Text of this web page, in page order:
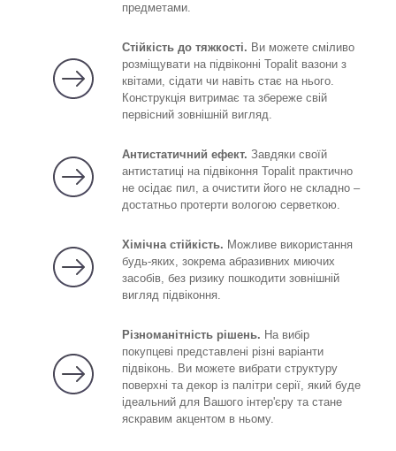
предметами.
Стійкість до тяжкості. Ви можете сміливо
розміщувати на підвіконні Topalit вазони з
квітами, сідати чи навіть стає на нього.
Конструкція витримає та збереже свій
первісний зовнішній вигляд.
Антистатичний ефект. Завдяки своїй
антистатиці на підвіконня Topalit практично
не осідає пил, а очистити його не складно –
достатньо протерти вологою серветкою.
Хімічна стійкість. Можливе використання
будь-яких, зокрема абразивних миючих
засобів, без ризику пошкодити зовнішній
вигляд підвіконня.
Різноманітність рішень. На вибір
покупцеві представлені різні варіанти
підвіконь. Ви можете вибрати структуру
поверхні та декор із палітри серії, який буде
ідеальний для Вашого інтер'єру та стане
яскравим акцентом в ньому.